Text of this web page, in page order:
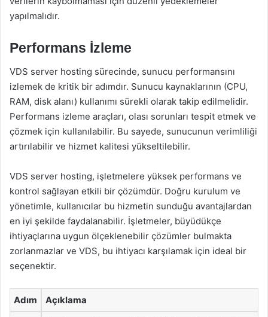
yapılmalıdır.
Performans İzleme
VDS server hosting sürecinde, sunucu performansını
izlemek de kritik bir adımdır. Sunucu kaynaklarının (CPU,
RAM, disk alanı) kullanımı sürekli olarak takip edilmelidir.
Performans izleme araçları, olası sorunları tespit etmek ve
çözmek için kullanılabilir. Bu sayede, sunucunun verimliliği
artırılabilir ve hizmet kalitesi yükseltilebilir.
VDS server hosting, işletmelere yüksek performans ve
kontrol sağlayan etkili bir çözümdür. Doğru kurulum ve
yönetimle, kullanıcılar bu hizmetin sunduğu avantajlardan
en iyi şekilde faydalanabilir. İşletmeler, büyüdükçe
ihtiyaçlarına uygun ölçeklenebilir çözümler bulmakta
zorlanmazlar ve VDS, bu ihtiyacı karşılamak için ideal bir
seçenektir.
Adım Açıklama